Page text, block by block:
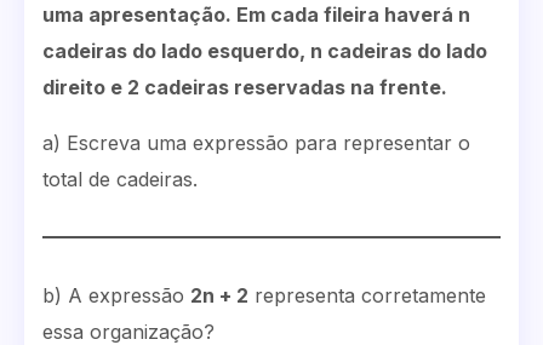
uma apresentação. Em cada fileira haverá n
cadeiras do lado esquerdo, n cadeiras do lado
direito e 2 cadeiras reservadas na frente.
a) Escreva uma expressão para representar o
total de cadeiras.
b) A expressão 2n + 2 representa corretamente
essa organização?